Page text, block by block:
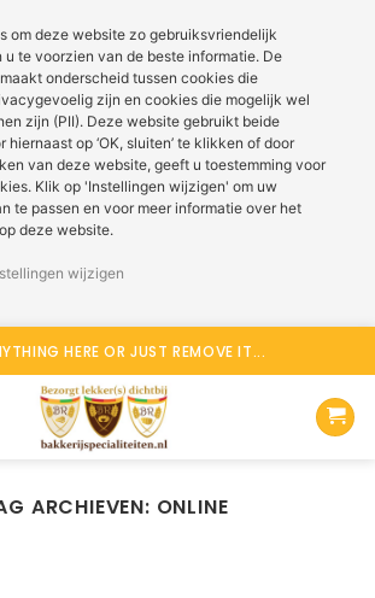
HERE OR JUST REMOVE IT...
ARCHIEVEN: ONLINE
om deze website zo gebruiksvriendelijk
u te voorzien van de beste informatie. De
onderscheid tussen cookies die
zijn en cookies die mogelijk wel
zijn (PII). Deze website gebruikt beide
op ‘OK, sluiten’ te klikken of door
van deze website, geeft u toestemming voor
Klik op 'Instellingen wijzigen' om uw
te passen en voor meer informatie over het
deze website.
wijzigen